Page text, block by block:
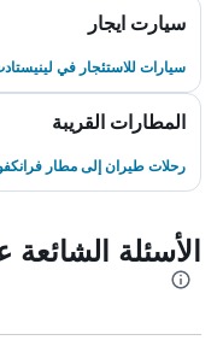
سيارت ايجار
سيارات للاستئجار في
المطارات القريبة
رحلات طيران إلى مطار
الأسئلة